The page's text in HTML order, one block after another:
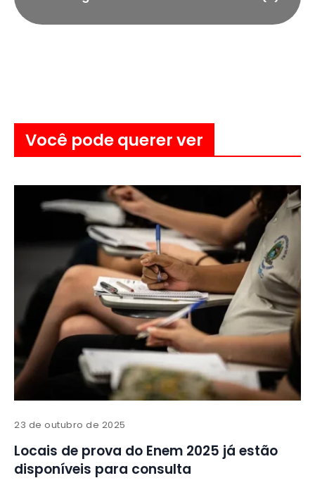
Você pode querer ver
23 de outubro de 2025
Locais de prova do Enem 2025 já estão
disponíveis para consulta